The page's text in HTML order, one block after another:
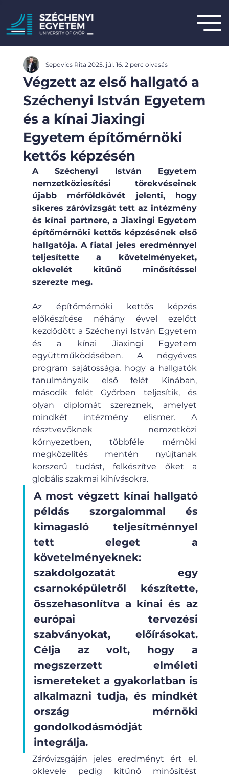
Végzett az első hallgató a
Széchenyi István Egyetem
és a kínai Jiaxingi
Egyetem építőmérnöki
kettős képzésén
Sepovics Rita 2025. júl. 16. 2 perc olvasás
A Széchenyi István Egyetem
nemzetköziesítési törekvéseinek
újabb mérföldkövét jelenti, hogy
sikeres záróvizsgát tett az intézmény
és kínai partnere, a Jiaxingi Egyetem
építőmérnöki kettős képzésének első
hallgatója. A fiatal jeles eredménnyel
teljesítette a követelményeket,
oklevelét kitűnő minősítéssel
szerezte meg.
Az építőmérnöki kettős képzés
előkészítése néhány évvel ezelőtt
kezdődött a Széchenyi István Egyetem
és a kínai Jiaxingi Egyetem
együttműködésében. A négyéves
program sajátossága, hogy a hallgatók
tanulmányaik első felét Kínában,
második felét Győrben teljesítik, és
olyan diplomát szereznek, amelyet
mindkét intézmény elismer. A
résztvevőknek nemzetközi
környezetben, többféle mérnöki
megközelítés mentén nyújtanak
korszerű tudást, felkészítve őket a
globális szakmai kihívásokra.
A most végzett kínai hallgató
példás szorgalommal és
kimagasló teljesítménnyel
tett eleget a
követelményeknek:
szakdolgozatát egy
csarnoképületről készítette,
összehasonlítva a kínai és az
európai tervezési
szabványokat, előírásokat.
Célja az volt, hogy a
megszerzett elméleti
ismereteket a gyakorlatban is
alkalmazni tudja, és mindkét
ország mérnöki
gondolkodásmódját
integrálja.
Záróvizsgáján jeles eredményt ért el,
oklevele pedig kitűnő minősítést